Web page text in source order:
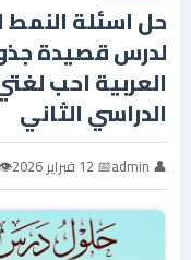
حل اسئلة النمط
لدرس قصيدة
العربية احب
الدراسي الثاني
👤 admin 📅 12 فبراير 2026 👁 173